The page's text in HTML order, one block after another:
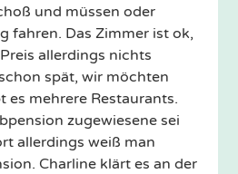
und müssen oder
fahren. Das Zimmer ist ok,
allerdings nichts
spät, wir möchten
es mehrere Restaurants.
zugewiesene sei
allerdings weiß man
Charline klärt es an der